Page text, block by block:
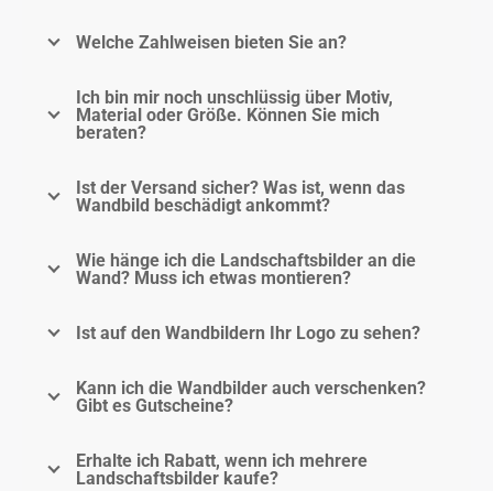
Welche Zahlweisen bieten Sie an?
Ich bin mir noch unschlüssig über Motiv,
Material oder Größe. Können Sie mich
beraten?
Ist der Versand sicher? Was ist, wenn das
Wandbild beschädigt ankommt?
Wie hänge ich die Landschaftsbilder an die
Wand? Muss ich etwas montieren?
Ist auf den Wandbildern Ihr Logo zu sehen?
Kann ich die Wandbilder auch verschenken?
Gibt es Gutscheine?
Erhalte ich Rabatt, wenn ich mehrere
Landschaftsbilder kaufe?